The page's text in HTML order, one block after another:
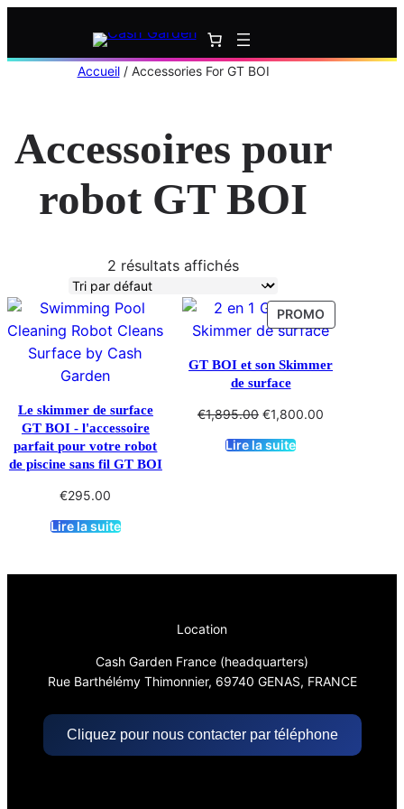
contenu
Accueil/ Accessories For GT BOI
Accessoires pour
robot GT BOI
2 résultats affichés
Le skimmer de surface
GT BOI - l'accessoire
parfait pour votre robot
de piscine sans fil GT BOI
€295.00
Lire la suite
PROMOPRODUIT
EN
GT BOI et son Skimmer
de surface
€1,895.00 Le
initial
€1,800.00
Lire la suite
Location
Cash Garden France (headquarters)
Rue Barthélémy Thimonnier, 69740 GENAS, FRANCE
Cliquez pour nous contacter par téléphone